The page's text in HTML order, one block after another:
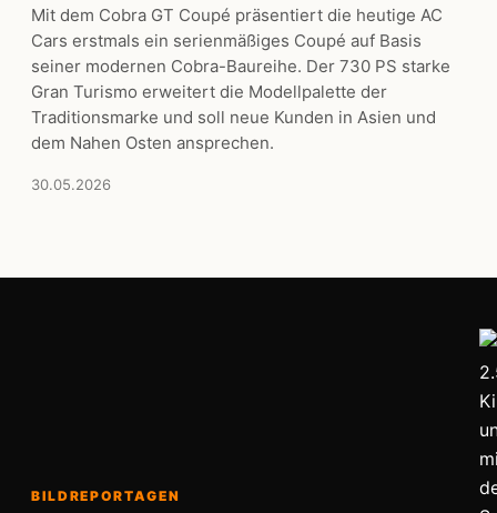
Mit dem Cobra GT Coupé präsentiert die heutige AC
Cars erstmals ein serienmäßiges Coupé auf Basis
seiner modernen Cobra-Baureihe. Der 730 PS starke
Gran Turismo erweitert die Modellpalette der
Traditionsmarke und soll neue Kunden in Asien und
dem Nahen Osten ansprechen.
30.05.2026
BILDREPORTAGEN